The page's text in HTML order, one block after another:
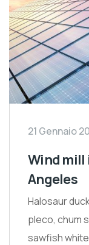
21 Gennaio
Wind
Angeles
Halosaur
pleco, chum
sawfish